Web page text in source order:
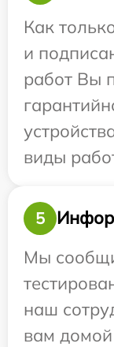
Как
и
работ Вы
виды
5
Мы
наш
вам